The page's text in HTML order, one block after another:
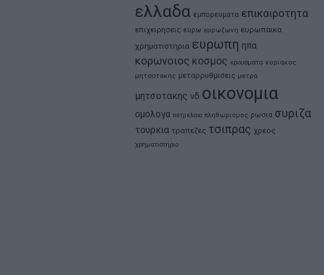
ελλαδα εμπορευματα επικαιροτητα
επιχειρησεις ευρω ευρωζωνη ευρωπαικα
χρηματιστηρια ευρωπη ηπα
κορωνοιος κοσμος κρουσματα κυριακος
μητσοτακης μεταρρυθμισεις μετρα
μητσοτακης νδ οικονομια
ομολογα πετρελαιο πληθωρισμος ρωσια συριζα
τουρκια τραπεζες τσιπρας χρεος
χρηματιστηριο